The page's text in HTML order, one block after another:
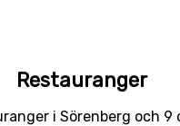
av
Restauranger
i Sörenberg och 9